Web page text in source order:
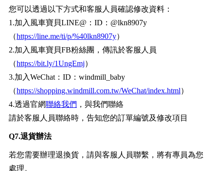
您可以透過以下方式和客服人員確認修改資料：
1.加入風車寶貝LINE@：ID：@lkn8907y
（https://line.me/ti/p/%40lkn8907y）
2.加入風車寶貝FB粉絲團，傳訊於客服人員
（https://bit.ly/1UngEmj）
3.加入WeChat：ID：windmill_baby
（https://shopping.windmill.com.tw/WeChat/index.html）
4.透過官網聯絡我們 ，與我們聯絡
請於客服人員聯絡時，告知您的訂單編號及修改項目
Q7.退貨辦法
若您需要辦理退換貨，請與客服人員聯繫，將有專員為您
處理。